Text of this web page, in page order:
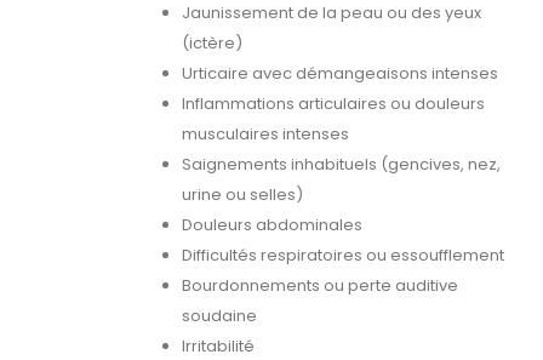
Jaunissement de la peau ou des yeux
(ictère)
Urticaire avec démangeaisons intenses
Inflammations articulaires ou douleurs
musculaires intenses
Saignements inhabituels (gencives, nez,
urine ou selles)
Douleurs abdominales
Difficultés respiratoires ou essoufflement
Bourdonnements ou perte auditive
soudaine
Irritabilité